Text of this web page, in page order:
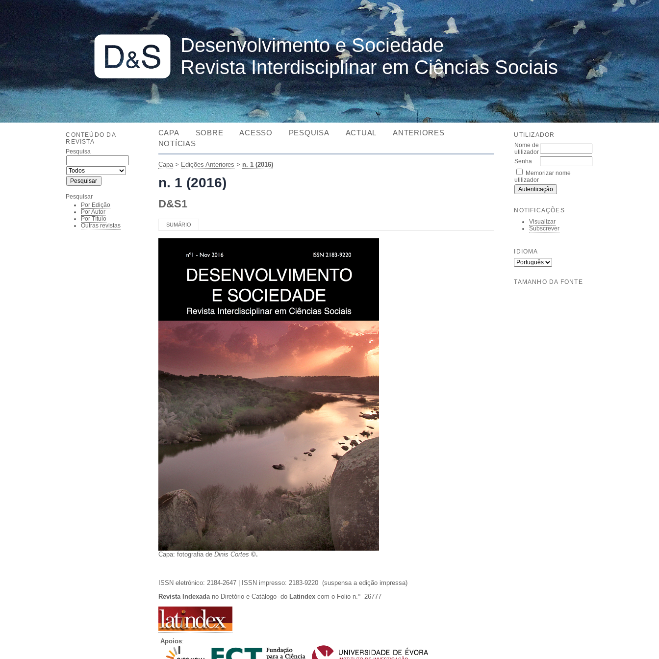
Desenvolvimento e Sociedade
Revista Interdisciplinar em Ciências Sociais
CONTEÚDO DA
REVISTA
Pesquisa
Pesquisar
Por Edição
Por Autor
Por Título
Outras revistas
UTILIZADOR
Nome de
utilizador
Senha
Memorizar nome
utilizador
NOTIFICAÇÕES
Visualizar
Subscrever
IDIOMA
TAMANHO DA FONTE
CAPA SOBRE ACESSO PESQUISA ACTUAL
ANTERIORES
NOTÍCIAS
Capa> Edições Anteriores > n. 1 (2016)
n. 1 (2016)
D&S1
SUMÁRIO
Capa: fotografia de Dinis Cortes ©.
ISSN eletrónico: 2184-2647 | ISSN impresso: 2183-9220 (suspensa a edição impressa)
Revista Indexadano Diretório e Catálogo do Latindexcom o Folio n.º 26777
Apoios: